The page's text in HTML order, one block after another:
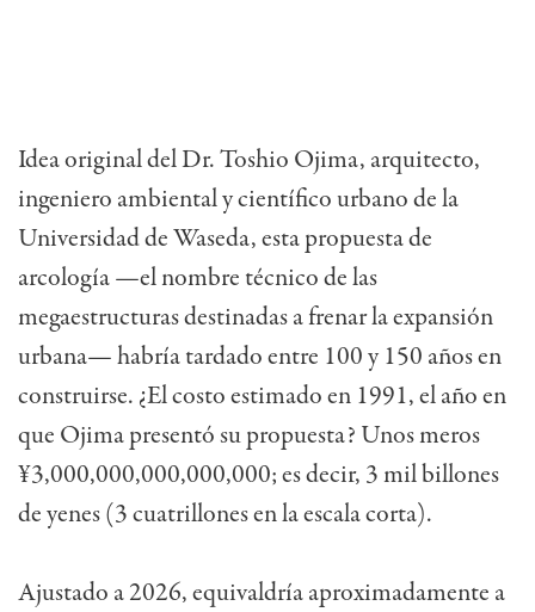
Idea original del Dr. Toshio Ojima, arquitecto,
ingeniero ambiental y científico urbano de la
Universidad de Waseda, esta propuesta de
arcología —el nombre técnico de las
megaestructuras destinadas a frenar la expansión
urbana— habría tardado entre 100 y 150 años en
construirse. ¿El costo estimado en 1991, el año en
que Ojima presentó su propuesta? Unos meros
¥3,000,000,000,000,000; es decir, 3 mil billones
de yenes (3 cuatrillones en la escala corta).
Ajustado a 2026, equivaldría aproximadamente a